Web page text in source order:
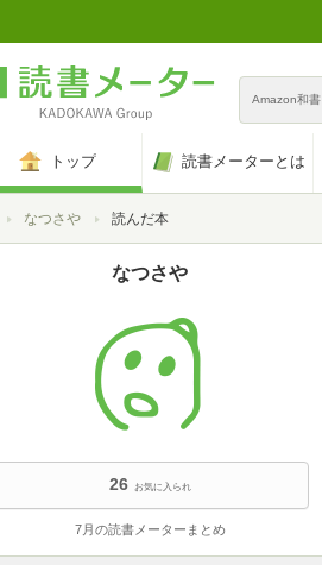
Amazon和書
トップ 読書メーターとは
トップなつさや 読んだ本
なつさや
26 お気に入られ
7月の読書メーターまとめ